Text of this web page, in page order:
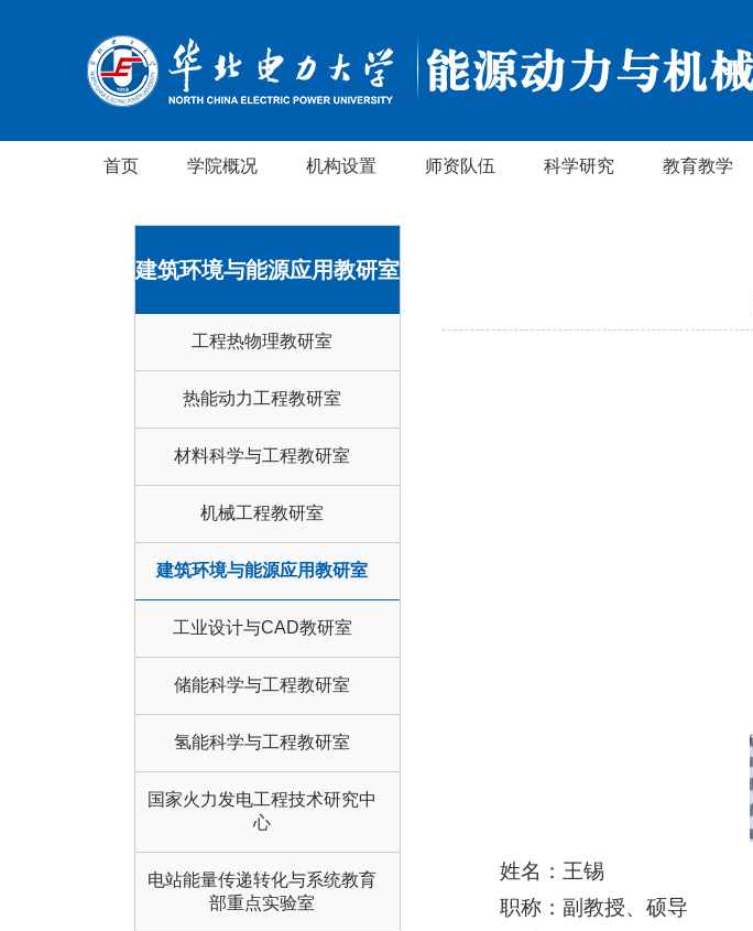
首页 学院概况 机构设置 师资队伍 科学研究 教育教学
建筑环境与能源应用教研室
工程热物理教研室
热能动力工程教研室
材料科学与工程教研室
机械工程教研室
建筑环境与能源应用教研室
工业设计与CAD教研室
储能科学与工程教研室
氢能科学与工程教研室
国家火力发电工程技术研究中
心
电站能量传递转化与系统教育
部重点实验室
姓名：王锡
职称：副教授、硕导